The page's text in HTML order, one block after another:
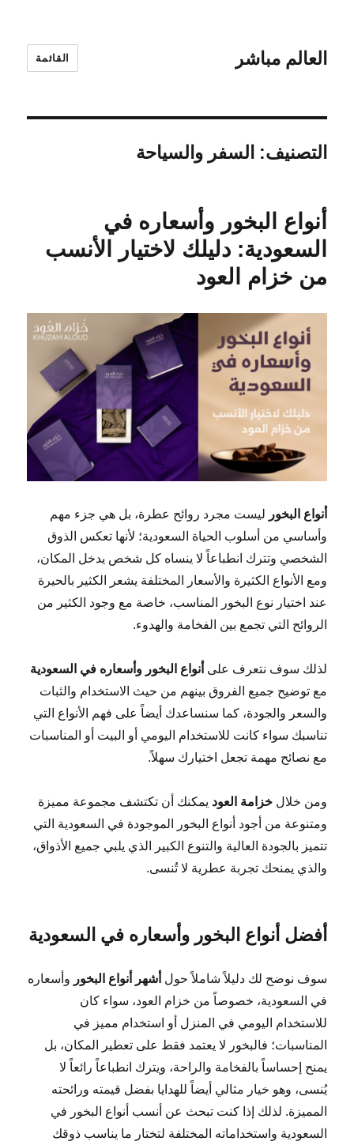
العالم مباشر القائمة
التصنيف: السفر والسياحة
أنواع البخور وأسعاره في
السعودية: دليلك لاختيار الأنسب
من خزام العود
أنواع البخور ليست مجرد روائح عطرة، بل هي جزء مهم
وأساسي من أسلوب الحياة السعودية؛ لأنها تعكس الذوق
الشخصي وتترك انطباعاً لا ينساه كل شخص يدخل المكان،
ومع الأنواع الكثيرة والأسعار المختلفة يشعر الكثير بالحيرة
عند اختيار نوع البخور المناسب، خاصة مع وجود الكثير من
الروائح التي تجمع بين الفخامة والهدوء.
لذلك سوف نتعرف على أنواع البخور وأسعاره في السعودية
مع توضيح جميع الفروق بينهم من حيث الاستخدام والثبات
والسعر والجودة، كما سنساعدك أيضاً على فهم الأنواع التي
تناسبك سواء كانت للاستخدام اليومي أو البيت أو المناسبات
مع نصائح مهمة تجعل اختيارك سهلاً.
ومن خلالخزامة العود يمكنك أن تكتشف مجموعة مميزة
ومتنوعة من أجود أنواع البخور الموجودة في السعودية التي
تتميز بالجودة العالية والتنوع الكبير الذي يلبي جميع الأذواق،
والذي يمنحك تجربة عطرية لا تُنسى.
أفضل أنواع البخور وأسعاره في السعودية
سوف نوضح لك دليلاً شاملاً حول أشهر أنواع البخور وأسعاره
في السعودية، خصوصاً من خزام العود، سواء كان
للاستخدام اليومي في المنزل أو استخدام مميز في
المناسبات؛ فالبخور لا يعتمد فقط على تعطير المكان، بل
يمنح إحساساً بالفخامة والراحة، ويترك انطباعاً رائعاً لا
يُنسى، وهو خيار مثالي أيضاً للهدايا بفضل قيمته ورائحته
المميزة. لذلك إذا كنت تبحث عن أنسب أنواع البخور في
السعودية واستخداماته المختلفة لتختار ما يناسب ذوقك